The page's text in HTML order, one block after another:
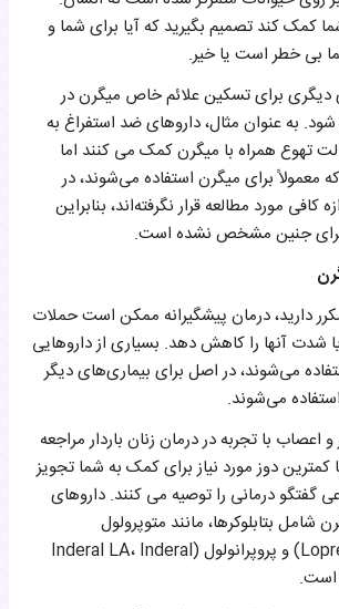
کمک کند تصمیم بگیرید که آیا برای شما و
بی خطر است یا خیر.
برای تسکین علائم خاص میگرن در
شود. به عنوان مثال، داروهای ضد استفراغ به
تهوع همراه با میگرن کمک می کنند اما
معمولاً برای میگرن استفاده می‌شوند، در
کافی مورد مطالعه قرار نگرفته‌اند، بنابراین
برای جنین مشخص نشده است.
دارید، درمان پیشگیرانه ممکن است حملات
شدت آنها را کاهش دهد. بسیاری از داروهایی
می‌شوند، در اصل برای بیماری‌های دیگر
می‌شوند.
با تجربه در درمان زنان باردار مراجعه
کمترین دوز مورد نیاز برای کمک به شما تجویز
گفتگو درمانی را توصیه می کنند. داروهای
شامل بتابلوکرها، مانند متوپرولول
(Lopressor، Toprol XL) و پروپرانولول (Inderal LA، Inderal